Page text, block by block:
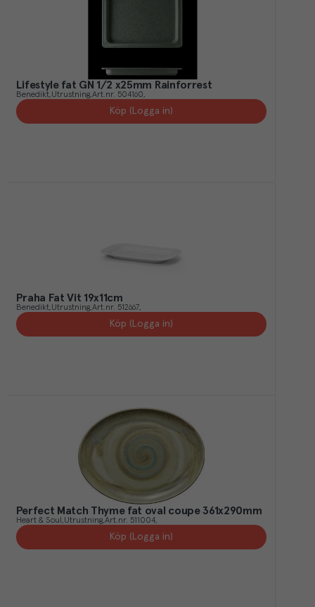
Lifestyle fat GN 1/2 x25mm Rainforrest
Benedikt Utrustning Art.nr. 504160
Köp (Logga in)
Praha Fat Vit 19x11cm
Benedikt Utrustning Art.nr. 512667
Köp (Logga in)
Perfect Match Thyme fat oval coupe 361x290mm
Heart & Soul Utrustning Art.nr. 511004
Köp (Logga in)